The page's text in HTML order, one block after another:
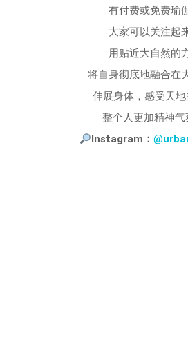
有付费或免费瑜
大家可以关注起
用贴近大自然的
将自身彻底地融合在
伸展身体，感受天
整个人更加精神气
Instagram：